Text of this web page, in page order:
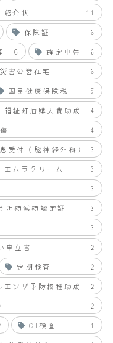
紹介状
11
保険証
6
6 確定申告
6
災害公営住宅
6
国民健康保険税
5
福祉灯油購入費助成
4
4
受付（脳神経外科）
3
エムラクリーム
3
3
担額減額認定証
3
3
申立書
2
定期検査
2
エンザ予防接種助成
2
2
CT検査
1